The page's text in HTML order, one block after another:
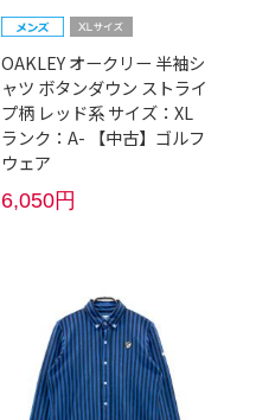
OAKLEY オークリー 半袖シ
ャツ ボタンダウン ストライ
プ柄 レッド系 サイズ：XL
ランク：A- 【中古】ゴルフ
ウェア
6,050円